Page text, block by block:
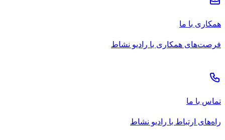
همکاری با ما
فرصت‌های همکاری با رادیو نشاط
تماس با ما
راه‌های ارتباط با رادیو نشاط